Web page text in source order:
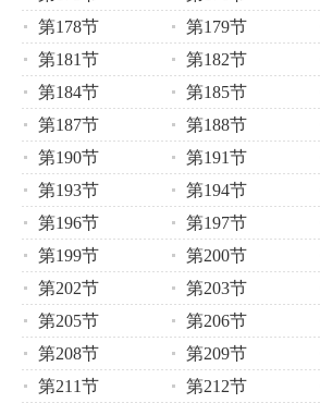
第178节
第179节
第181节
第182节
第184节
第185节
第187节
第188节
第190节
第191节
第193节
第194节
第196节
第197节
第199节
第200节
第202节
第203节
第205节
第206节
第208节
第209节
第211节
第212节